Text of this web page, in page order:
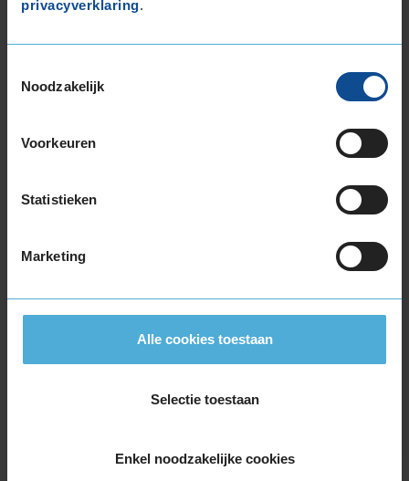
privacyverklaring.
Noodzakelijk
Voorkeuren
Statistieken
Marketing
Alle cookies toestaan
Selectie toestaan
Enkel noodzakelijke cookies
245/30R20 90Y EXTRALOAD
245/35R20 95Y EXTRALOAD
245/35R20 95Y EXTRALOAD
245/35R20 95Y EXTRALOAD
255/35R20 97Y EXTRALOAD
265/30R20 94Y EXTRALOAD
265/35R20 99Y EXTRALOAD